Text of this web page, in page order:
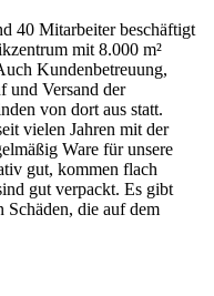
40 Mitarbeiter beschäftigt
mit 8.000 m²
Kundenbetreuung,
und Versand der
von dort aus statt.
vielen Jahren mit der
Ware für unsere
gut, kommen flach
gut verpackt. Es gibt
Schäden, die auf dem